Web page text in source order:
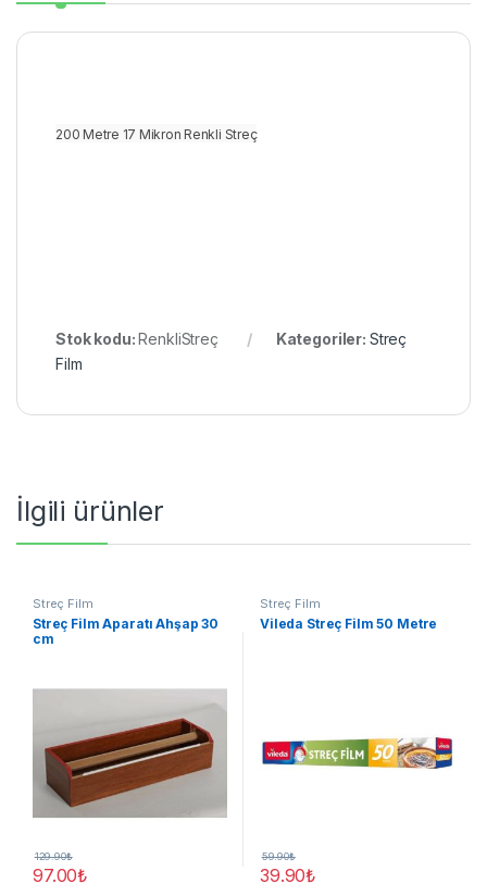
200 Metre 17 Mikron Renkli Streç
Stok kodu:RenkliStreç Kategoriler: Streç
Film
İlgili ürünler
Streç Film
Streç Film Aparatı Ahşap 30
cm
97.00₺
129.90₺
Streç Film
Vileda Streç Film 50 Metre
39.90₺
59.90₺